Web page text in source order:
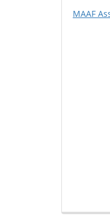
MAAF